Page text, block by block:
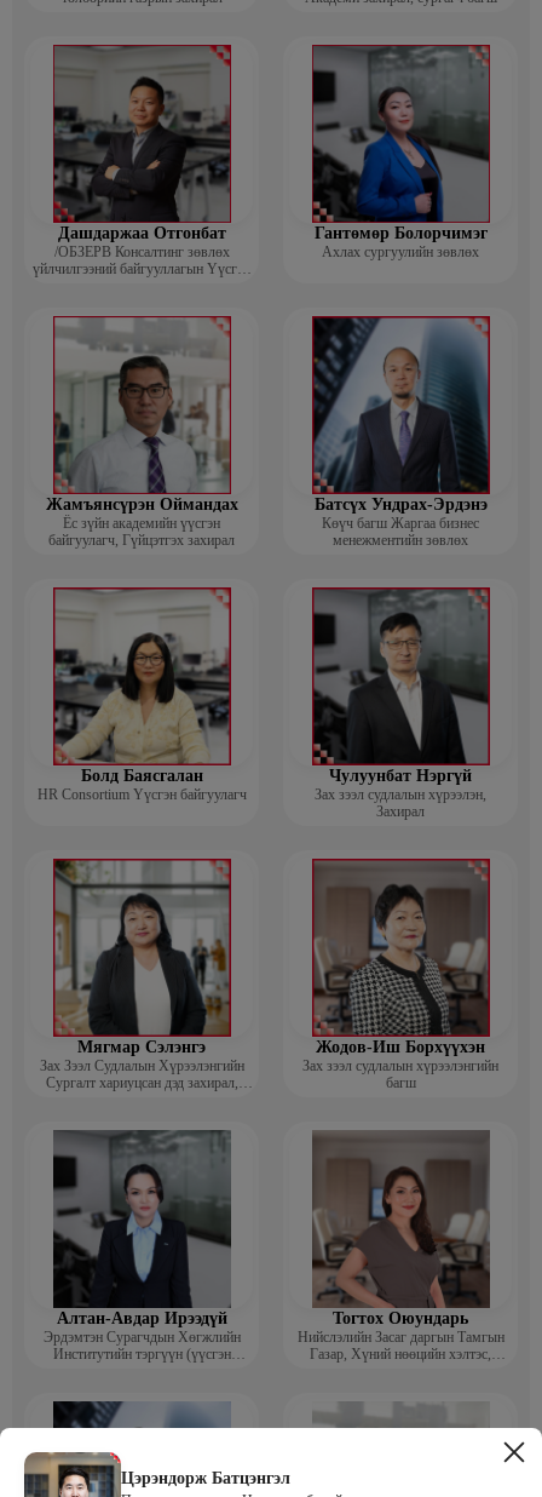
Цэрэндорж Батцэнгэл
Дашдаржаа Отгонбат
/ОБЗЕРВ Консалтинг зөвлөх
үйлчилгээний байгууллагын Үүсгэн
Гантөмөр Болорчимэг
Ахлах сургуулийн зөвлөх
Жамъянсүрэн Оймандах
Ёс зүйн академийн үүсгэн
байгуулагч, Гүйцэтгэх захирал
Батсүх Ундрах-Эрдэнэ
Көүч багш Жаргаа бизнес
менежментийн зөвлөх
Болд Баясгалан
HR Consortium Үүсгэн байгуулагч
Чулуунбат Нэргүй
Зах зээл судлалын хүрээлэн,
Захирал
Мягмар Сэлэнгэ
Зах Зээл Судлалын Хүрээлэнгийн
Сургалт хариуцсан дэд захирал,
Жодов-Иш Борхүүхэн
Зах зээл судлалын хүрээлэнгийн
багш
Алтан-Авдар Ирээдүй
Эрдэмтэн Сурагчдын Хөгжлийн
Институтийн тэргүүн (үүсгэн
Тогтох Оюундарь
Нийслэлийн Засаг даргын Тамгын
Газар, Хүний нөөцийн хэлтэс,